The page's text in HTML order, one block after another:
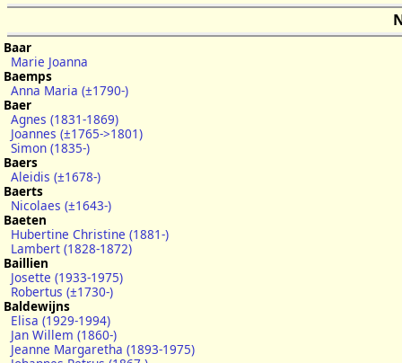
Baar
Marie Joanna
Baemps
Anna Maria (±1790-)
Baer
Agnes (1831-1869)
Joannes (±1765->1801)
Simon (1835-)
Baers
Aleidis (±1678-)
Baerts
Nicolaes (±1643-)
Baeten
Hubertine Christine (1881-)
Lambert (1828-1872)
Baillien
Josette (1933-1975)
Robertus (±1730-)
Baldewijns
Elisa (1929-1994)
Jan Willem (1860-)
Jeanne Margaretha (1893-1975)